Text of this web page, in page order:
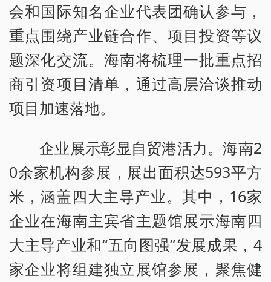
会和国际知名企业代表团确认参与，
重点围绕产业链合作、项目投资等议
题深化交流。海南将梳理一批重点招
商引资项目清单，通过高层洽谈推动
项目加速落地。
企业展示彰显自贸港活力。海南2
0余家机构参展，展出面积达593平方
米，涵盖四大主导产业。其中，16家
企业在海南主宾省主题馆展示海南四
大主导产业和“五向图强”发展成果，4
家企业将组建独立展馆参展，聚焦健